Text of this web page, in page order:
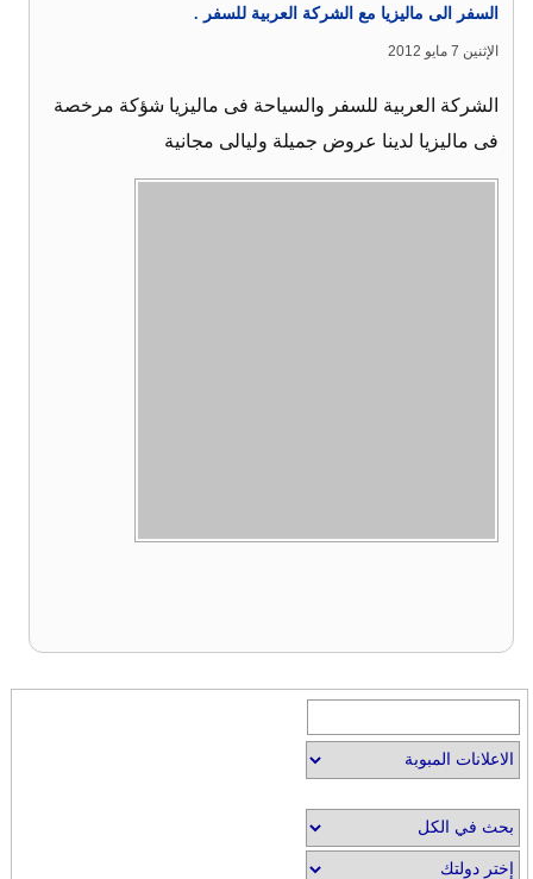
السفر الى ماليزيا مع الشركة العربية للسفر .
الإثنين 7 مايو 2012
الشركة العربية للسفر والسياحة فى ماليزيا شؤكة مرخصة
فى ماليزيا لدينا عروض جميلة وليالى مجانية